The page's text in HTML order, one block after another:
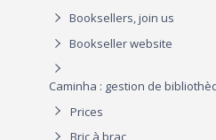
Booksellers, join us
Bookseller website
Caminha : gestion de
Prices
Bric à brac